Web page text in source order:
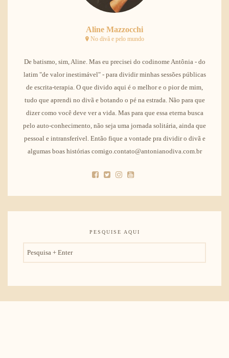
Aline Mazzocchi
No divã e pelo mundo
De batismo, sim, Aline. Mas eu precisei do codinome Antônia - do
latim "de valor inestimável" - para dividir minhas sessões públicas
de escrita-terapia. O que divido aqui é o melhor e o pior de mim,
tudo que aprendi no divã e botando o pé na estrada. Não para que
dizer como você deve ver a vida. Mas para que essa eterna busca
pelo auto-conhecimento, não seja uma jornada solitária, ainda que
pessoal e intransferível. Então fique a vontade pra dividir o divã e
algumas boas histórias comigo.contato@antonianodiva.com.br
PESQUISE AQUI